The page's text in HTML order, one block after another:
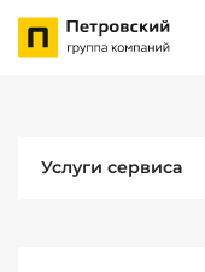
Услуги сервиса